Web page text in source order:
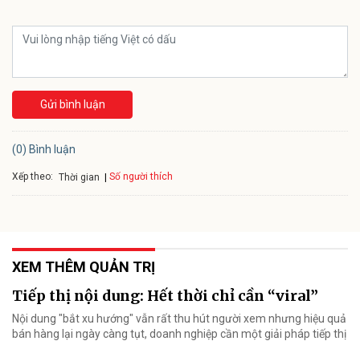
Gửi bình luận
(0) Bình luận
Xếp theo: Thời gian Số người thích
XEM THÊM QUẢN TRỊ
Tiếp thị nội dung: Hết thời chỉ cần “viral”
Nội dung "bắt xu hướng" vẫn rất thu hút người xem nhưng hiệu quả
bán hàng lại ngày càng tụt, doanh nghiệp cần một giải pháp tiếp thị